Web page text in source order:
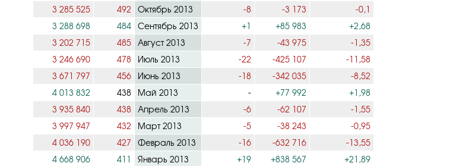
3 285 525
492 Октябрь 2013 -8 -3 173
-0,1
3 288 698
484 Сентябрь 2013 +1 +85 983
+2,68
3 202 715
485 Август 2013 -7 -43 975
-1,35
3 246 690
478 Июль 2013 -22 -425 107
-11,58
3 671 797
456 Июнь 2013 -18 -342 035
-8,52
4 013 832
438 Май 2013 - +77 992
+1,98
3 935 840
438 Апрель 2013 -6 -62 107
-1,55
3 997 947
432 Март 2013 -5 -38 243
-0,95
4 036 190
427 Февраль 2013 -16 -632 716
-13,55
4 668 906
411 Январь 2013 +19 +838 567
+21,89